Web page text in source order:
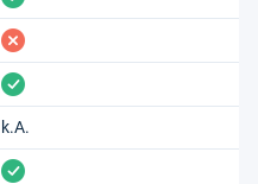
fehlt
vorhanden
k.A.
vorhanden